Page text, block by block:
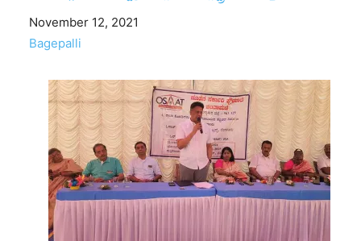
Date
November 12, 2021
In relation to
Bagepalli